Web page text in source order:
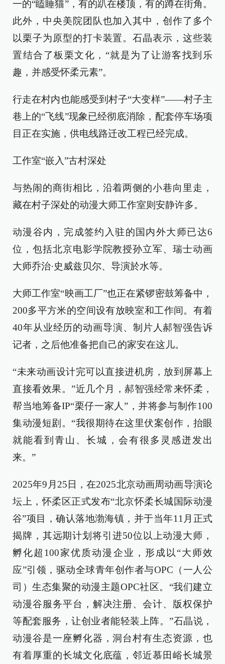
一的“瞌睡猫”，有的趴在楼顶，有的蹲在街角。
此外，中央美院团队也加入其中，创作了多个
以栗子为原型的打卡装置。石晶表示，这些装
置结合了板栗文化，“就是为了让游客找到乐
趣，并感受怀柔元素”。
行走在村内也能感受到村子“大变样”——村子主
巷上的“飞线”现象已经彻底消除，配套停车场项
目正在实施，供电线路迁改工程已经完成。
工作室“嵌入”古村深处
与热闹的商街相比，沿着两侧的小巷向里走，
藏在村子深处的动漫大师工作室则安静许多。
动漫谷内，完成签约入驻的国内外大师已达6
位，包括北京电影学院教授孙立军、瑞士动画
大师乔治·史威兹贝尔、导演於水等。
大师工作室“映画工厂”也正在紧锣密鼓筹备中，
200多平方米的空间设有放映室和工作间。有着
40年从业经历的动画导演、制片人郝智强告诉
记者，之后他准备把自己的家安在这儿。
“未来动画设计完可以直接进机房，放到屏幕上
直接看效果。”近几个月，郝智强经常来怀柔，
帮当地筹备IP“栗仔一家人”，并将参与制作100
集动漫短剧。“我很期待在这里伏案创作，抬眼
就能看到青山、长城，会有很多灵感迸发出
来。”
2025年9月25日，在2025北京动画周动画导演论
坛上，怀柔区正式发布“北京怀柔长城国际动漫
谷”项目，确认落地渤海镇，并于当年11月正式
揭牌，其远期计划将引进50位以上动漫大师，
孵化超100家优质动漫企业，形成以“大师效
应”引领，驱动全球青年创作者与OPC（一人公
司）生态集聚的动漫主题OPC社区。“我们建立
动漫谷服务平台，解决注册、会计、版权保护
等配套服务，让创业者能轻装上阵。”石晶说，
动漫谷是一座孵化器，洞台村有生态资源，也
有着厚重的长城文化底蕴，邻近慕田峪长城景